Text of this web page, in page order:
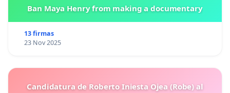
Ban Maya Henry from making a documentary
13 firmas
23 Nov 2025
Candidatura de Roberto Iniesta Ojea (Robe) al